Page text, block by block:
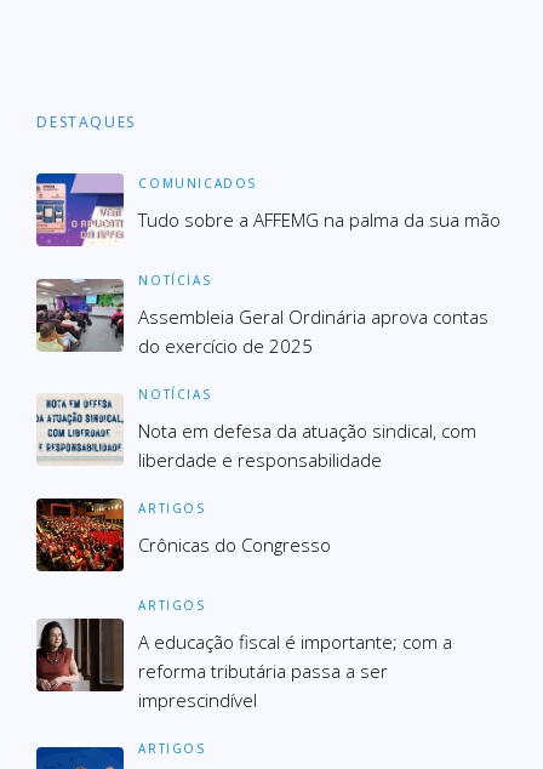
DESTAQUES
COMUNICADOS
Tudo sobre a AFFEMG na palma da sua mão
NOTÍCIAS
Assembleia Geral Ordinária aprova contas
do exercício de 2025
NOTÍCIAS
Nota em defesa da atuação sindical, com
liberdade e responsabilidade
ARTIGOS
Crônicas do Congresso
ARTIGOS
A educação fiscal é importante; com a
reforma tributária passa a ser
imprescindível
ARTIGOS